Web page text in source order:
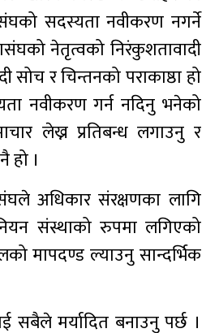
सदस्यता नवीकरण नगर्ने
नेतृत्वको निरंकुशतावादी
सोच र चिन्तनको पराकाष्ठा हो
नवीकरण गर्न नदिनु भनेको
लेख्न प्रतिबन्ध लगाउनु र
हो ।
अधिकार संरक्षणका लागि
संस्थाको रुपमा लगिएको
मापदण्ड ल्याउनु सान्दर्भिक
सबैले मर्यादित बनाउनु पर्छ ।